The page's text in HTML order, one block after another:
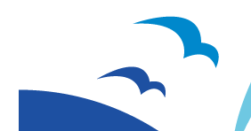
ウェスティンホテル